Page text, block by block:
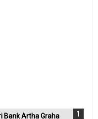
Bank Artha Graha